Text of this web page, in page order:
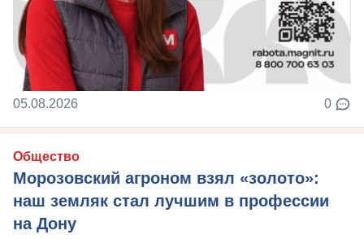
05.08.2026 0
Общество
Морозовский агроном взял «золото»:
наш земляк стал лучшим в профессии
на Дону